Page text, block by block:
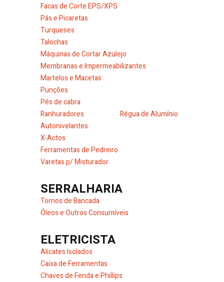
Facas de Corte EPS/XPS
Pás e Picaretas
Turqueses
Talochas
Máquinas de Cortar Azulejo
Membranas e Impermeabilizantes
Martelos e Macetas
Punções
Pés de cabra
Ranhuradores
Régua de Alumínio
Autonivelantes
X-Actos
Ferramentas de Pedreiro
Varetas p/ Misturador
SERRALHARIA
Tornos de Bancada
Óleos e Outros Consumíveis
ELETRICISTA
Alicates Isolados
Caixa de Ferramentas
Chaves de Fenda e Phillips